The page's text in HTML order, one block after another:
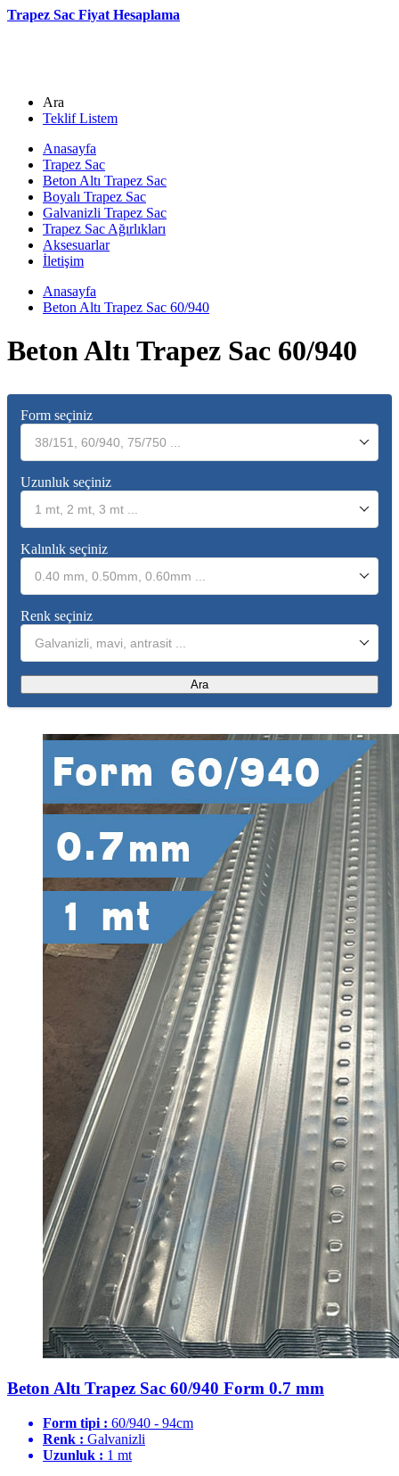
Trapez Sac Fiyat Hesaplama
Ara
Teklif Listem
Anasayfa
Trapez Sac
Beton Altı Trapez Sac
Boyalı Trapez Sac
Galvanizli Trapez Sac
Trapez Sac Ağırlıkları
Aksesuarlar
İletişim
Anasayfa
Beton Altı Trapez Sac 60/940
Beton Altı Trapez Sac 60/940
Form seçiniz
38/151, 60/940, 75/750 ...
Uzunluk seçiniz
1 mt, 2 mt, 3 mt ...
Kalınlık seçiniz
0.40 mm, 0.50mm, 0.60mm ...
Renk seçiniz
Galvanizli, mavi, antrasit ...
Ara
Beton Altı Trapez Sac 60/940 Form 0.7 mm
Form tipi : 60/940 - 94cm
Renk : Galvanizli
Uzunluk : 1 mt